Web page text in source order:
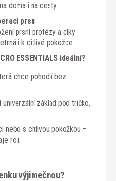
doma i na cesty.
prsu
prsní protézy a díky
i k citlivé pokožce.
ESSENTIALS ideální?
chce pohodlí bez
základ pod tričko,
nebo s citlivou pokožkou –
roli.
výjimečnou?